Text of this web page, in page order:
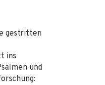
gestritten
ins
und